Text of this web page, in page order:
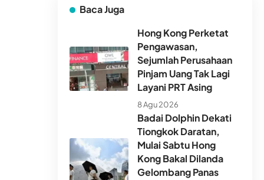
Baca Juga
Hong Kong Perketat
Pengawasan,
Sejumlah Perusahaan
Pinjam Uang Tak Lagi
Layani PRT Asing
8 Agu 2026
Badai Dolphin Dekati
Tiongkok Daratan,
Mulai Sabtu Hong
Kong Bakal Dilanda
Gelombang Panas